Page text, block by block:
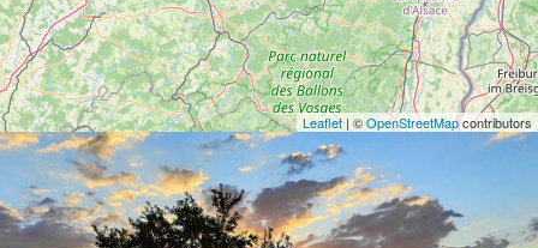
Leaflet| ©OpenStreetMapcontributors